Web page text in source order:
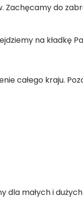
Zachęcamy do
na kładkę
całego kraju.
dla małych i